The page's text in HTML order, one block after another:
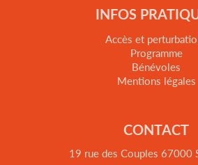
INFOS
Accès et
Programme
Bénévoles
Mentions légales
CONTACT
19 rue des Couples 67000